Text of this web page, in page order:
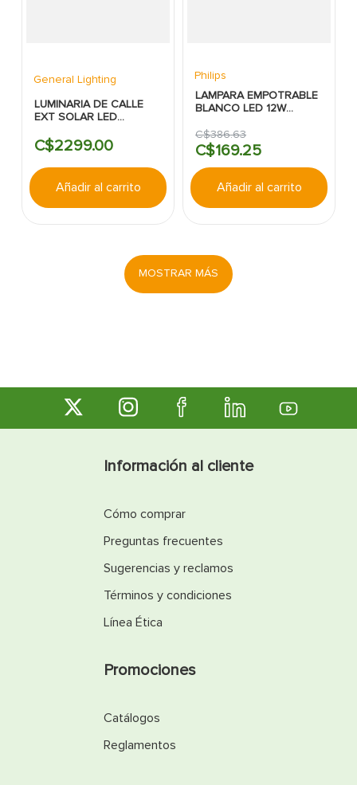
General Lighting
LUMINARIA DE CALLE
EXT SOLAR LED
6000-7000K GENERAL
LIGHTING
C$2299.00
Añadir al carrito
Philips
LAMPARA EMPOTRABLE
BLANCO LED 12W
REDONDA DL252
PHILIPS
C$386.63
C$169.25
Añadir al carrito
MOSTRAR MÁS
Información al cliente
Cómo comprar
Preguntas frecuentes
Sugerencias y reclamos
Términos y condiciones
Línea Ética
Promociones
Catálogos
Reglamentos